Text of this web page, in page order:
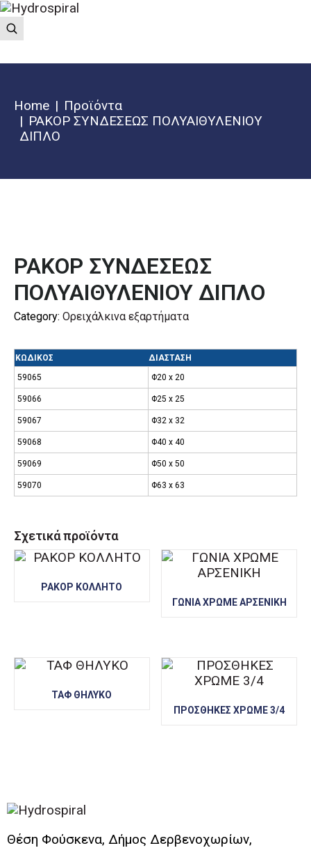
Home
Προϊόντα
ΡΑΚΟΡ ΣΥΝΔΕΣΕΩΣ ΠΟΛΥΑΙΘΥΛΕΝΙΟΥ
ΔΙΠΛΟ
ΡΑΚΟΡ ΣΥΝΔΕΣΕΩΣ
ΠΟΛΥΑΙΘΥΛΕΝΙΟΥ ΔΙΠΛΟ
Category: Ορειχάλκινα εξαρτήματα
ΚΩΔΙΚΟΣ
ΔΙΑΣΤΑΣΗ
59065
Φ20 x 20
59066 Φ25 x 25
59067 Φ32 x 32
59068 Φ40 x 40
59069 Φ50 x 50
59070 Φ63 x 63
Σχετικά προϊόντα
ΡΑΚΟΡ ΚΟΛΛΗΤΟ
ΓΩΝΙΑ ΧΡΩΜΕ ΑΡΣΕΝΙΚΗ
ΤΑΦ ΘΗΛΥΚΟ
ΠΡΟΣΘΗΚΕΣ ΧΡΩΜΕ 3/4
Θέση Φούσκενα, Δήμος Δερβενοχωρίων,